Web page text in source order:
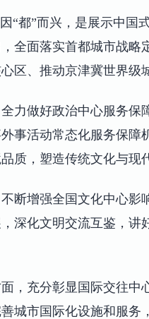
“都”而兴，是展示中
全面落实首都城市战略
区、推动京津冀世界级
力做好政治中心服务
事活动常态化服务保
质，塑造传统文化与现
断增强全国文化中心
深化文明交流互鉴，
，充分彰显国际交往
城市国际化设施和服